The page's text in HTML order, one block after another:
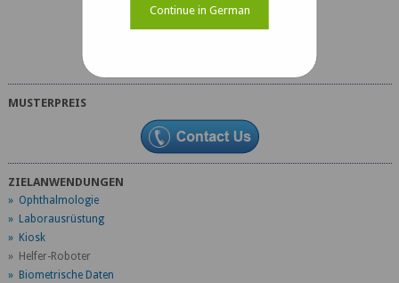
e-CAM51_CUXVR Dokumente
MUSTERPREIS
ZIELANWENDUNGEN
» Ophthalmologie
» Laborausrüstung
» Kiosk
» Helfer-Roboter
» Biometrische Daten
Continue in German